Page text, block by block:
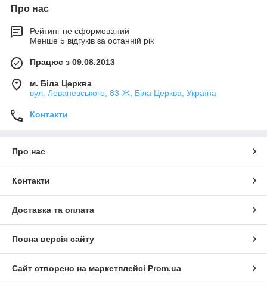
Про нас
Рейтинг не сформований
Менше 5 відгуків за останній рік
Працює з 09.08.2013
м. Біла Церква
вул. Леваневського, 83-Ж, Біла Церква, Україна
Контакти
Про нас
Контакти
Доставка та оплата
Повна версія сайту
Сайт створено на маркетплейсі Prom.ua